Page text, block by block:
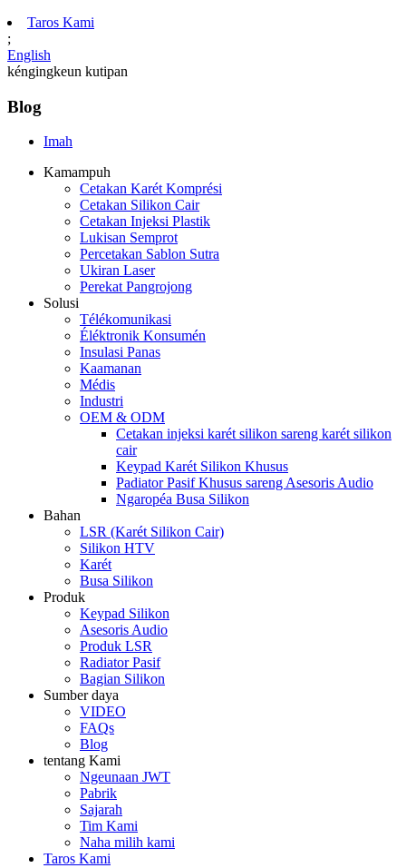
Taros Kami
;
English
kéngingkeun kutipan
Blog
Imah
Kamampuh
Cetakan Karét Komprési
Cetakan Silikon Cair
Cetakan Injeksi Plastik
Lukisan Semprot
Percetakan Sablon Sutra
Ukiran Laser
Perekat Pangrojong
Solusi
Télékomunikasi
Éléktronik Konsumén
Insulasi Panas
Kaamanan
Médis
Industri
OEM & ODM
Cetakan injeksi karét silikon sareng karét silikon
cair
Keypad Karét Silikon Khusus
Padiator Pasif Khusus sareng Asesoris Audio
Ngaropéa Busa Silikon
Bahan
LSR (Karét Silikon Cair)
Silikon HTV
Karét
Busa Silikon
Produk
Keypad Silikon
Asesoris Audio
Produk LSR
Radiator Pasif
Bagian Silikon
Sumber daya
VIDEO
FAQs
Blog
tentang Kami
Ngeunaan JWT
Pabrik
Sajarah
Tim Kami
Naha milih kami
Taros Kami